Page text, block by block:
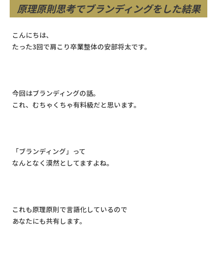
原理原則思考でブランディングをした結果
こんにちは、
たった3回で肩こり卒業整体の安部将太です。
今回はブランディングの話。
これ、むちゃくちゃ有料級だと思います。
「ブランディング」って
なんとなく漠然としてますよね。
これも原理原則で言語化しているので
あなたにも共有します。